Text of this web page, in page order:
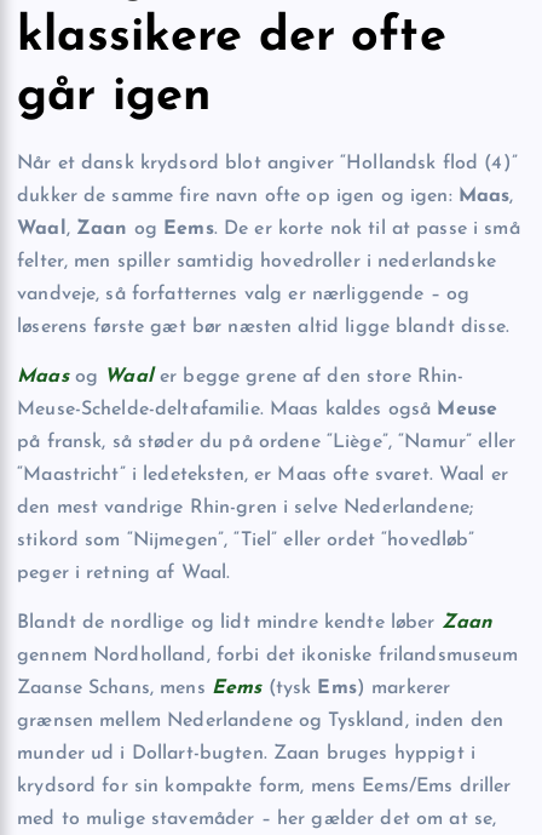
klassikere der ofte
går igen
Når et dansk krydsord blot angiver “Hollandsk flod (4)”
dukker de samme fire navn ofte op igen og igen: Maas,
Waal, Zaan og Eems. De er korte nok til at passe i små
felter, men spiller samtidig hovedroller i nederlandske
vandveje, så forfatternes valg er nærliggende – og
løserens første gæt bør næsten altid ligge blandt disse.
Maasog Waaler begge grene af den store Rhin-
Meuse-Schelde-deltafamilie. Maas kaldes også Meuse
på fransk, så støder du på ordene “Liège”, “Namur” eller
“Maastricht” i ledeteksten, er Maas ofte svaret. Waal er
den mest vandrige Rhin-gren i selve Nederlandene;
stikord som “Nijmegen”, “Tiel” eller ordet “hovedløb”
peger i retning af Waal.
Blandt de nordlige og lidt mindre kendte løber Zaan
gennem Nordholland, forbi det ikoniske frilandsmuseum
Zaanse Schans, mens Eems(tysk Ems) markerer
grænsen mellem Nederlandene og Tyskland, inden den
munder ud i Dollart-bugten. Zaan bruges hyppigt i
krydsord for sin kompakte form, mens Eems/Ems driller
med to mulige stavemåder – her gælder det om at se,